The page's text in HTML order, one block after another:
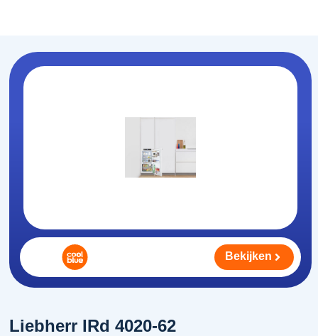
Liebherr IRd 4020-62
Bekijken